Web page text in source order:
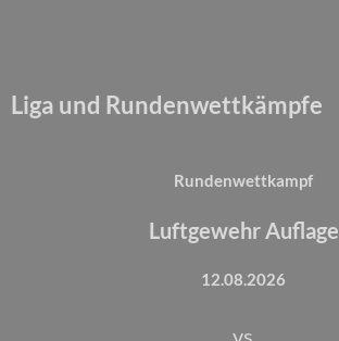
Liga und Rundenwettkämpfe
Rundenwettkampf
Luftgewehr Auflage
12.08.2026